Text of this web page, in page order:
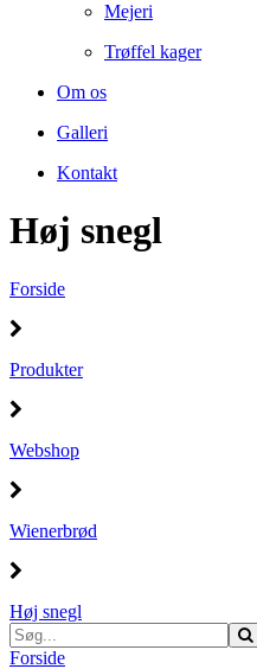
Mejeri
Trøffel kager
Om os
Galleri
Kontakt
Høj snegl
Forside
Produkter
Webshop
Wienerbrød
Høj snegl
Forside